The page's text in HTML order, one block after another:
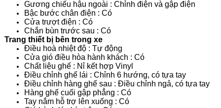
Gương chiếu hậu ngoài : Chỉnh điện và gập điện
Bậc bước chân điện : Có
Cửa trượt điện : Có
Chắn bùn trước sau : Có
Trang thiết bị bên trong xe
Điều hoà nhiệt độ : Tự động
Cửa gió điều hòa hành khách : Có
Chất liệu ghế : Nỉ kết hợp Vinyl
Điều chỉnh ghế lái : Chỉnh 6 hướng, có tựa tay
Điều chỉnh hàng ghế sau : Điều chỉnh ngả, có tựa tay
Hàng ghế cuối gập phẳng : Có
Tay nắm hỗ trợ lên xuống : Có